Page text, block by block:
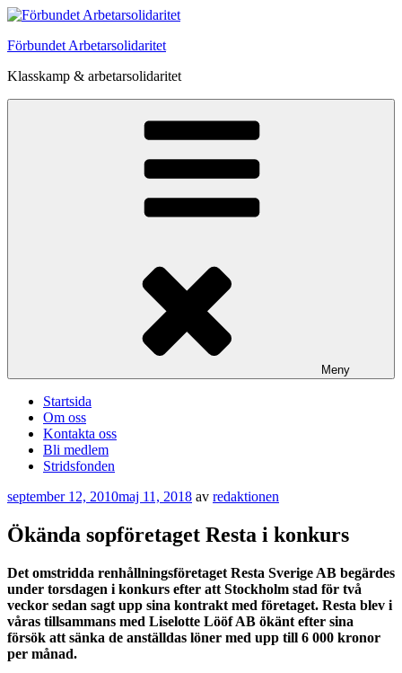
Hoppa
innehåll
Förbundet Arbetarsolidaritet
Klasskamp & arbetarsolidaritet
Meny
Startsida
Om oss
Kontakta oss
Bli medlem
Stridsfonden
Publicerat
september 12, 2010maj 11, 2018 av redaktionen
Ökända sopföretaget Resta i konkurs
Det omstridda renhållningsföretaget Resta Sverige AB begärdes
under torsdagen i konkurs efter att Stockholm stad för två
veckor sedan sagt upp sina kontrakt med företaget. Resta blev i
våras tillsammans med Liselotte Lööf AB ökänt efter sina
försök att sänka de anställdas löner med upp till 6 000 kronor
per månad.